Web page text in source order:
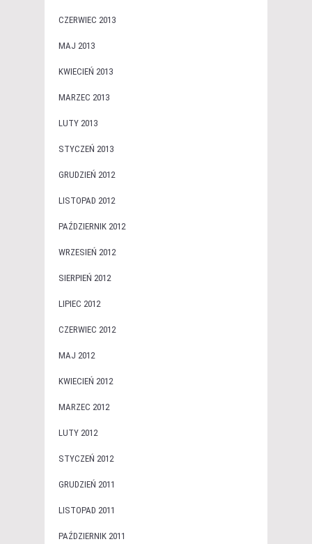
CZERWIEC 2013
MAJ 2013
KWIECIEŃ 2013
MARZEC 2013
LUTY 2013
STYCZEŃ 2013
GRUDZIEŃ 2012
LISTOPAD 2012
PAŹDZIERNIK 2012
WRZESIEŃ 2012
SIERPIEŃ 2012
LIPIEC 2012
CZERWIEC 2012
MAJ 2012
KWIECIEŃ 2012
MARZEC 2012
LUTY 2012
STYCZEŃ 2012
GRUDZIEŃ 2011
LISTOPAD 2011
PAŹDZIERNIK 2011